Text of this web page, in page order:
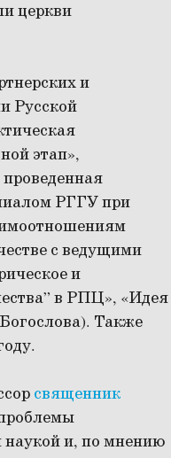
церкви
и
Русской
этап»,
РГГУ при
с ведущими
и
в РПЦ», «Идея
Также
священник
наукой и, по мнению